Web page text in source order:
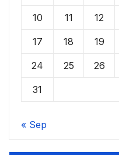
10 11 12
17 18 19
24 25 26
31
« Sep